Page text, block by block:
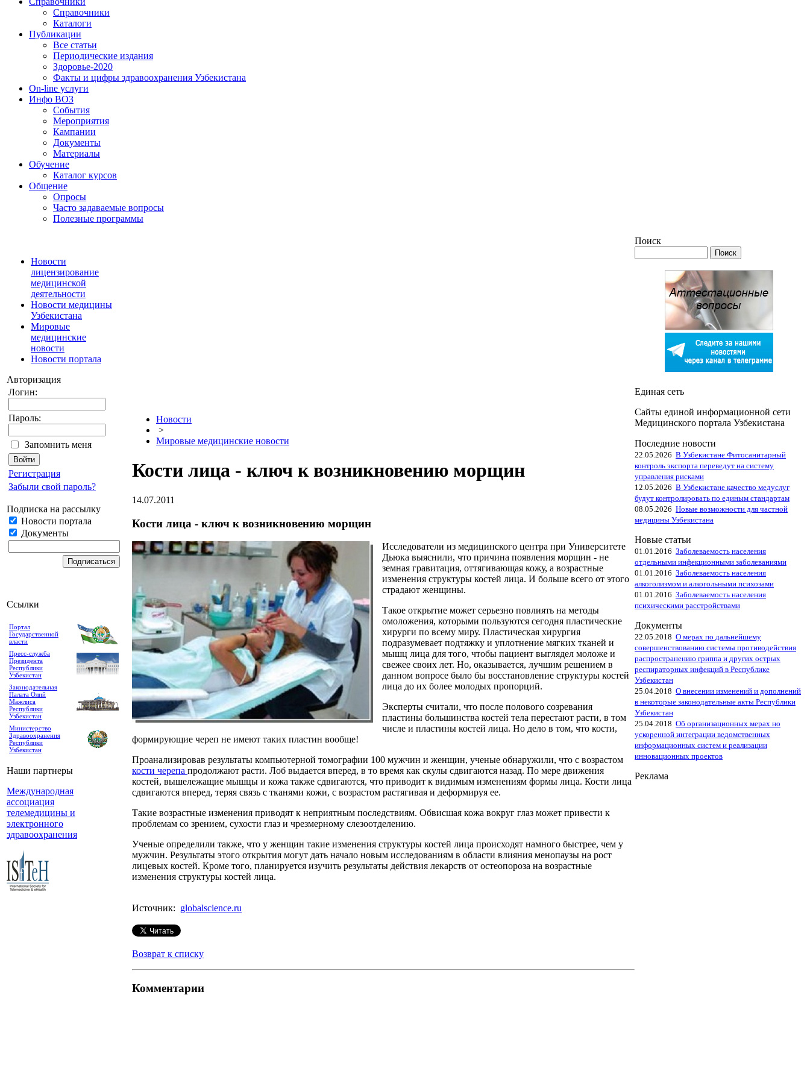
Справочники
Каталоги
Публикации
Все статьи
Периодические издания
Здоровье-2020
Факты и цифры здравоохранения Узбекистана
On-line услуги
Инфо ВОЗ
События
Мероприятия
Кампании
Документы
Материалы
Обучение
Каталог курсов
Общение
Опросы
Часто задаваемые вопросы
Полезные программы
Новости
лицензирование
медицинской
деятельности
Новости медицины
Узбекистана
Мировые
медицинские
новости
Новости портала
Авторизация
Логин:
Пароль:
Запомнить меня
Регистрация
Забыли свой пароль?
Подписка на рассылку
Новости портала
Документы
Ссылки
Портал
Государственной
власти
Пресс-служба
Президента
Республики
Узбекистан
Законодательная
Палата Олий
Мажлиса
Республики
Узбекистан
Министерство
Здравоохранения
Республики
Узбекистан
Наши партнеры
Международная
ассоциация
телемедицины и
электронного
здравоохранения
Новости
>
Мировые медицинские новости
Кости лица - ключ к возникновению морщин
14.07.2011
Кости лица - ключ к возникновению морщин
Исследователи из медицинского центра при Университете
Дьюка выяснили, что причина появления морщин - не
земная гравитация, оттягивающая кожу, а возрастные
изменения структуры костей лица. И больше всего от этого
страдают женщины.
Такое открытие может серьезно повлиять на методы
омоложения, которыми пользуются сегодня пластические
хирурги по всему миру. Пластическая хирургия
подразумевает подтяжку и уплотнение мягких тканей и
мышц лица для того, чтобы пациент выглядел моложе и
свежее своих лет. Но, оказывается, лучшим решением в
данном вопросе было бы восстановление структуры костей
лица до их более молодых пропорций.
Эксперты считали, что после полового созревания
пластины большинства костей тела перестают расти, в том
числе и пластины костей лица. Но дело в том, что кости,
формирующие череп не имеют таких пластин вообще!
Проанализировав результаты компьютерной томографии 100 мужчин и женщин, ученые обнаружили, что с возрастом
кости черепа продолжают расти. Лоб выдается вперед, в то время как скулы сдвигаются назад. По мере движения
костей, вышележащие мышцы и кожа также сдвигаются, что приводит к видимым изменениям формы лица. Кости лица
сдвигаются вперед, теряя связь с тканями кожи, с возрастом растягивая и деформируя ее.
Такие возрастные изменения приводят к неприятным последствиям. Обвисшая кожа вокруг глаз может привести к
проблемам со зрением, сухости глаз и чрезмерному слезоотделению.
Ученые определили также, что у женщин такие изменения структуры костей лица происходят намного быстрее, чем у
мужчин. Результаты этого открытия могут дать начало новым исследованиям в области влияния менопаузы на рост
лицевых костей. Кроме того, планируется изучить результаты действия лекарств от остеопороза на возрастные
изменения структуры костей лица.
Источник: globalscience.ru
Возврат к списку
Комментарии
Поиск
Единая сеть
Сайты единой информационной сети
Медицинского портала Узбекистана
Последние новости
22.05.2026 В Узбекистане Фитосанитарный
контроль экспорта переведут на систему
управления рисками
12.05.2026 В Узбекистане качество медуслуг
будут контролировать по единым стандартам
08.05.2026 Новые возможности для частной
медицины Узбекистана
Новые статьи
01.01.2016 Заболеваемость населения
отдельными инфекционными заболеваниями
01.01.2016 Заболеваемость населения
алкоголизмом и алкогольными психозами
01.01.2016 Заболеваемость населения
психическими расстройствами
Документы
22.05.2018 О мерах по дальнейшему
совершенствованию системы противодействия
распространению гриппа и других острых
респираторных инфекций в Республике
Узбекистан
25.04.2018 О внесении изменений и дополнений
в некоторые законодательные акты Республики
Узбекистан
25.04.2018 Об организационных мерах но
ускоренной интеграции ведомственных
информационных систем и реализации
инновационных проектов
Реклама